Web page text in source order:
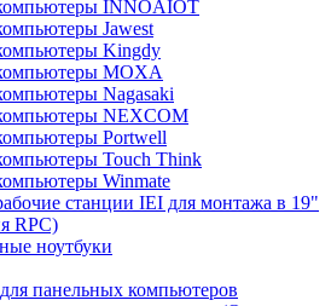
INNOAIOT
Jawest
Kingdy
MOXA
Nagasaki
NEXCOM
Portwell
Touch Think
Winmate
станции IEI для монтажа в 19"
RPC)
ноутбуки
панельных компьютеров